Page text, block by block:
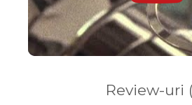
Review-uri